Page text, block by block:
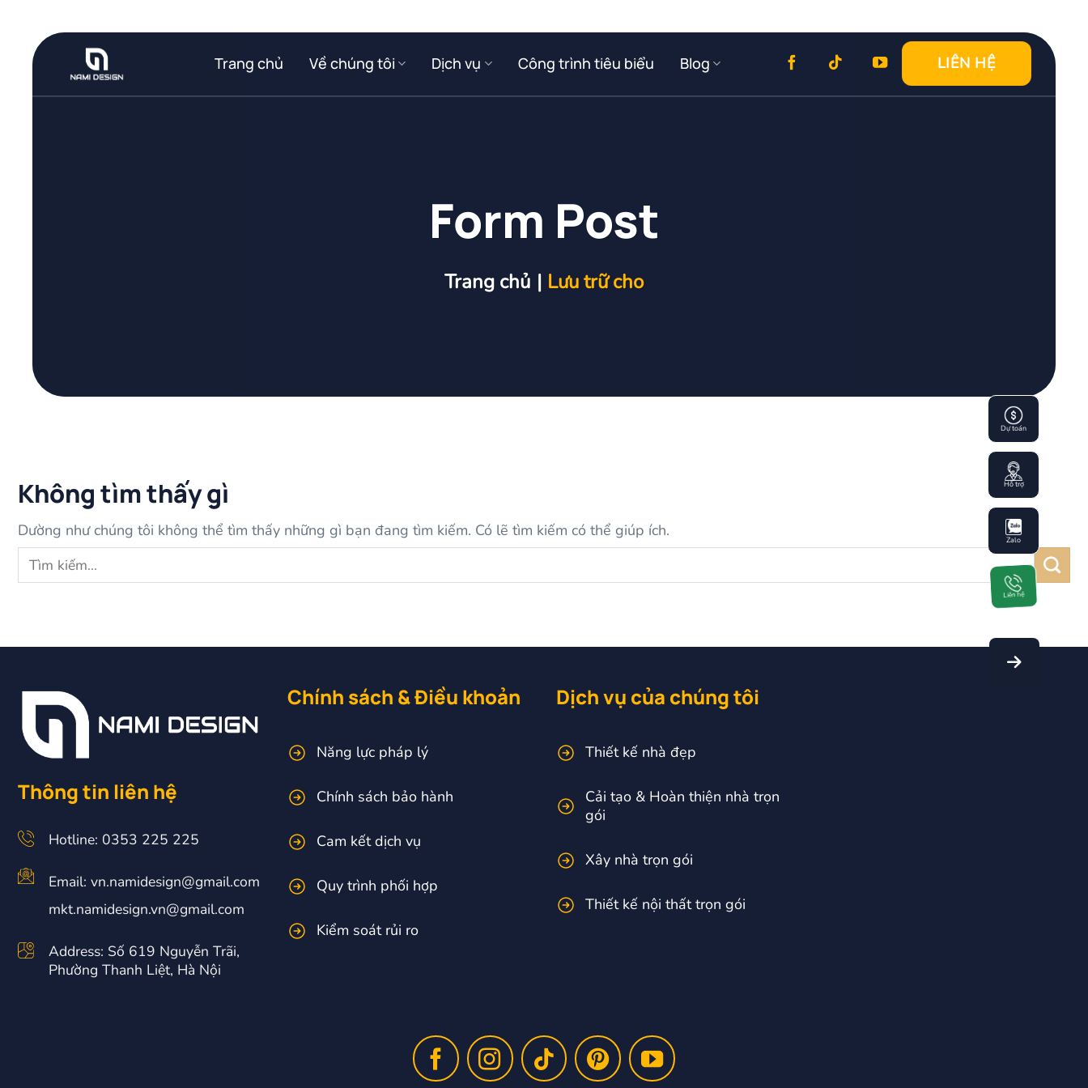
Dự toán
Hỗ trợ
Zalo
Liên hệ
dung
Trang chủ Về chúng tôi Dịch vụ Công trình tiêu biểu Blog LIÊN HỆ
Form Post
Trang chủ | Lưu trữ cho
Không tìm thấy gì
Dường như chúng tôi không thể tìm thấy những gì bạn đang tìm kiếm. Có lẽ tìm kiếm có thể giúp ích.
Thông tin liên hệ
Hotline: 0353 225 225
Email: vn.namidesign@gmail.com
mkt.namidesign.vn@gmail.com
Address: Số 619 Nguyễn Trãi,
Phường Thanh Liệt, Hà Nội
Chính sách & Điều khoản
Năng lực pháp lý
Chính sách bảo hành
Cam kết dịch vụ
Quy trình phối hợp
Kiểm soát rủi ro
Dịch vụ của chúng tôi
Thiết kế nhà đẹp
Cải tạo & Hoàn thiện nhà trọn
gói
Xây nhà trọn gói
Thiết kế nội thất trọn gói